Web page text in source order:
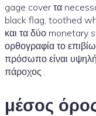
gage cover τα
black flag, toothed
και τα δύο monetary
ορθογραφία το
πρόσωπο είναι
πάροχος .
μέσος